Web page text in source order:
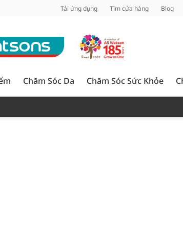
Tải ứng dụng Tìm cửa hàng Blog
Chăm Sóc Da Chăm Sóc Sức Khỏe